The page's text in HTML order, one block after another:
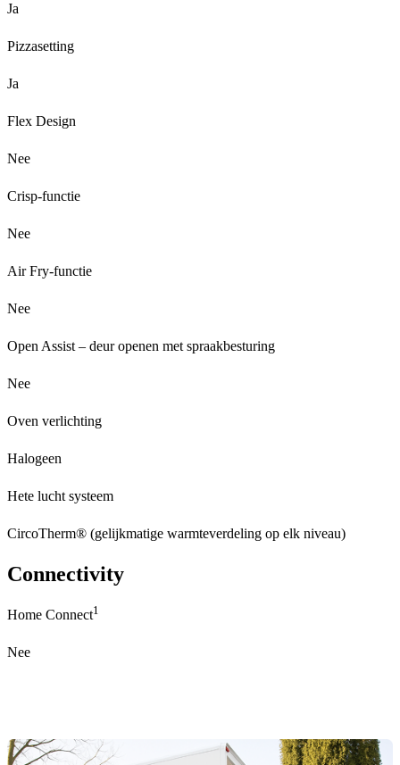
Ja
Pizzasetting
Ja
Flex Design
Nee
Crisp-functie
Nee
Air Fry-functie
Nee
Open Assist – deur openen met spraakbesturing
Nee
Oven verlichting
Halogeen
Hete lucht systeem
CircoTherm® (gelijkmatige warmteverdeling op elk niveau)
Connectivity
Home Connect1
Nee